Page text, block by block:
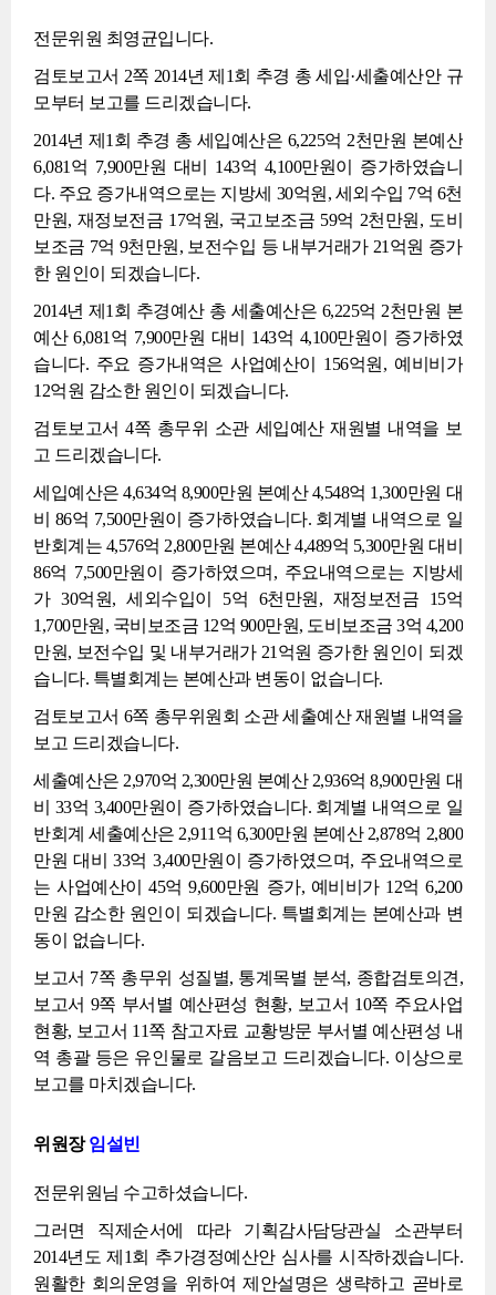
전문위원 최영균입니다.
검토보고서 2쪽 2014년 제1회 추경 총 세입·세출예산안 규
모부터 보고를 드리겠습니다.
2014년 제1회 추경 총 세입예산은 6,225억 2천만원 본예산
6,081억 7,900만원 대비 143억 4,100만원이 증가하였습니
다. 주요 증가내역으로는 지방세 30억원, 세외수입 7억 6천
만원, 재정보전금 17억원, 국고보조금 59억 2천만원, 도비
보조금 7억 9천만원, 보전수입 등 내부거래가 21억원 증가
한 원인이 되겠습니다.
2014년 제1회 추경예산 총 세출예산은 6,225억 2천만원 본
예산 6,081억 7,900만원 대비 143억 4,100만원이 증가하였
습니다. 주요 증가내역은 사업예산이 156억원, 예비비가
12억원 감소한 원인이 되겠습니다.
검토보고서 4쪽 총무위 소관 세입예산 재원별 내역을 보
고 드리겠습니다.
세입예산은 4,634억 8,900만원 본예산 4,548억 1,300만원 대
비 86억 7,500만원이 증가하였습니다. 회계별 내역으로 일
반회계는 4,576억 2,800만원 본예산 4,489억 5,300만원 대비
86억 7,500만원이 증가하였으며, 주요내역으로는 지방세
가 30억원, 세외수입이 5억 6천만원, 재정보전금 15억
1,700만원, 국비보조금 12억 900만원, 도비보조금 3억 4,200
만원, 보전수입 및 내부거래가 21억원 증가한 원인이 되겠
습니다. 특별회계는 본예산과 변동이 없습니다.
검토보고서 6쪽 총무위원회 소관 세출예산 재원별 내역을
보고 드리겠습니다.
세출예산은 2,970억 2,300만원 본예산 2,936억 8,900만원 대
비 33억 3,400만원이 증가하였습니다. 회계별 내역으로 일
반회계 세출예산은 2,911억 6,300만원 본예산 2,878억 2,800
만원 대비 33억 3,400만원이 증가하였으며, 주요내역으로
는 사업예산이 45억 9,600만원 증가, 예비비가 12억 6,200
만원 감소한 원인이 되겠습니다. 특별회계는 본예산과 변
동이 없습니다.
보고서 7쪽 총무위 성질별, 통계목별 분석, 종합검토의견,
보고서 9쪽 부서별 예산편성 현황, 보고서 10쪽 주요사업
현황, 보고서 11쪽 참고자료 교황방문 부서별 예산편성 내
역 총괄 등은 유인물로 갈음보고 드리겠습니다. 이상으로
보고를 마치겠습니다.
위원장임설빈
전문위원님 수고하셨습니다.
그러면 직제순서에 따라 기획감사담당관실 소관부터
2014년도 제1회 추가경정예산안 심사를 시작하겠습니다.
원활한 회의운영을 위하여 제안설명은 생략하고 곧바로